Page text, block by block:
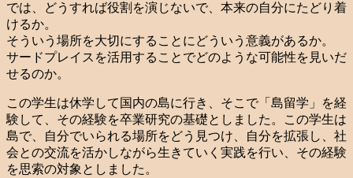
では、どうすれば役割を演じないで、本来の自分にたどり着
けるか。
そういう場所を大切にすることにどういう意義があるか。
サードプレイスを活用することでどのような可能性を見いだ
せるのか。
この学生は休学して国内の島に行き、そこで「島留学」を経
験して、その経験を卒業研究の基礎としました。この学生は
島で、自分でいられる場所をどう見つけ、自分を拡張し、社
会との交流を活かしながら生きていく実践を行い、その経験
を思索の対象としました。